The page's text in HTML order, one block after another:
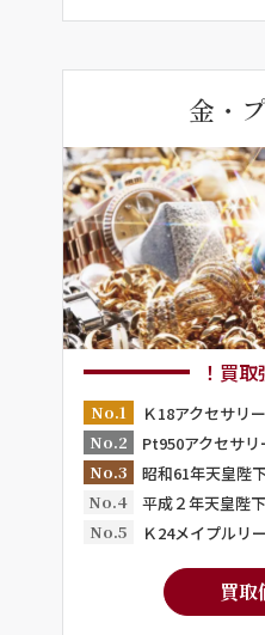
金・
！買取
No.1
Ｋ18アクセサリ
No.2
Pt950アクセサリ
No.3
昭和61年天皇陛
No.4
平成２年天皇陛
No.5
Ｋ24メイプルリ
買取